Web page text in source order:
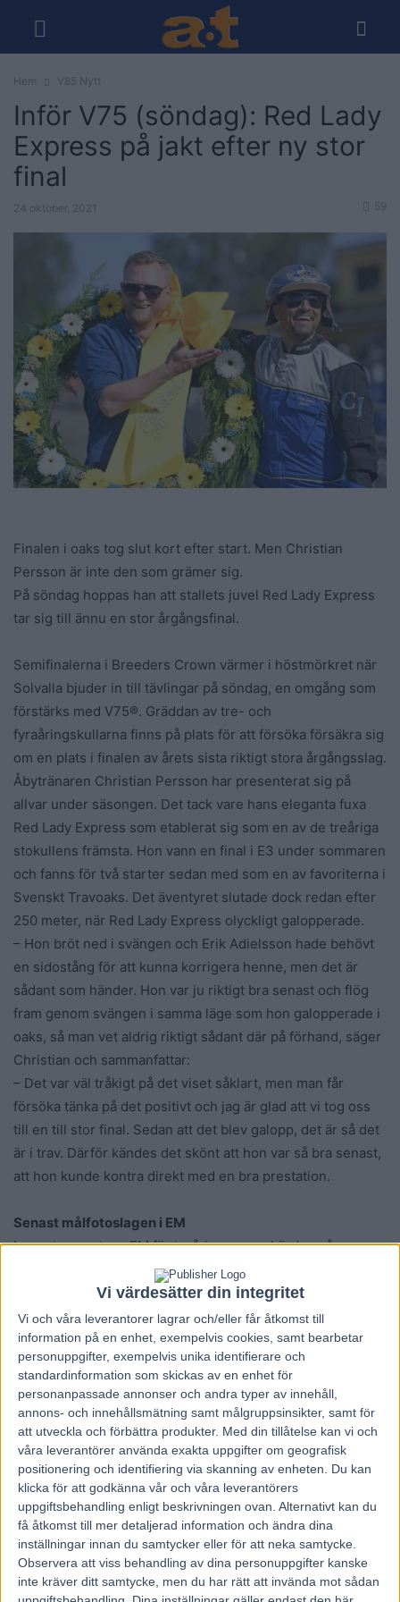
Vi värdesätter din integritet
Vi och våra leverantorer lagrar och/eller får åtkomst till
information på en enhet, exempelvis cookies, samt bearbetar
personuppgifter, exempelvis unika identifierare och
standardinformation som skickas av en enhet för
personanpassade annonser och andra typer av innehåll,
annons- och innehållsmätning samt målgruppsinsikter, samt för
att utveckla och förbättra produkter. Med din tillåtelse kan vi och
våra leverantörer använda exakta uppgifter om geografisk
positionering och identifiering via skanning av enheten. Du kan
klicka för att godkänna vår och våra leverantörers
uppgiftsbehandling enligt beskrivningen ovan. Alternativt kan du
få åtkomst till mer detaljerad information och ändra dina
inställningar innan du samtycker eller för att neka samtycke.
Observera att viss behandling av dina personuppgifter kanske
inte kräver ditt samtycke, men du har rätt att invända mot sådan
Hem V85 Nytt
Inför V75 (söndag): Red Lady
Express på jakt efter ny stor
final
24 oktober, 2021 59
Finalen i oaks tog slut kort efter start. Men Christian
Persson är inte den som grämer sig.
På söndag hoppas han att stallets juvel Red Lady Express
tar sig till ännu en stor årgångsfinal.
Semifinalerna i Breeders Crown värmer i höstmörkret när
Solvalla bjuder in till tävlingar på söndag, en omgång som
förstärks med V75®. Gräddan av tre- och
fyraåringskullarna finns på plats för att försöka försäkra sig
om en plats i finalen av årets sista riktigt stora årgångsslag.
Åbytränaren Christian Persson har presenterat sig på
allvar under säsongen. Det tack vare hans eleganta fuxa
Red Lady Express som etablerat sig som en av de treåriga
stokullens främsta. Hon vann en final i E3 under sommaren
och fanns för två starter sedan med som en av favoriterna i
Svenskt Travoaks. Det äventyret slutade dock redan efter
250 meter, när Red Lady Express olyckligt galopperade.
– Hon bröt ned i svängen och Erik Adielsson hade behövt
en sidostång för att kunna korrigera henne, men det är
sådant som händer. Hon var ju riktigt bra senast och flög
fram genom svängen i samma läge som hon galopperade i
oaks, så man vet aldrig riktigt sådant där på förhand, säger
Christian och sammanfattar:
– Det var väl tråkigt på det viset såklart, men man får
försöka tänka på det positivt och jag är glad att vi tog oss
till en till stor final. Sedan att det blev galopp, det är så det
är i trav. Därför kändes det skönt att hon var så bra senast,
att hon kunde kontra direkt med en bra prestation.
Senast målfotoslagen i EM
Loppet senast var EM för treåringar som kördes på
hemmabanan i samband med SM-dagen. Red Lady Express
tog hand om ledningen och höll den positionen fram till de
allra sista stegen. Fransyskan Ivensong fick fritt spelrum
invändigt, avslutade blixtsnabbt och hann fram för
målfotoseger.
– Tanken var väl egentligen från början aldrig att gå ut där
men i och med att det inte blev något lopp för henne i oaks
så valde vi att starta. Hon var inte toppad på något sätt,
men gjorde det jäkligt bra även om det blev tajt på linjen
och hon åkte dit. Jag skulle tro att hon är några meter
bättre till den här starten, hon känns väldigt bra i
träningen.
Tror på tredje raka årgångsfinalen
På söndag väntar alltså nästa stora uppgift för Red Lady